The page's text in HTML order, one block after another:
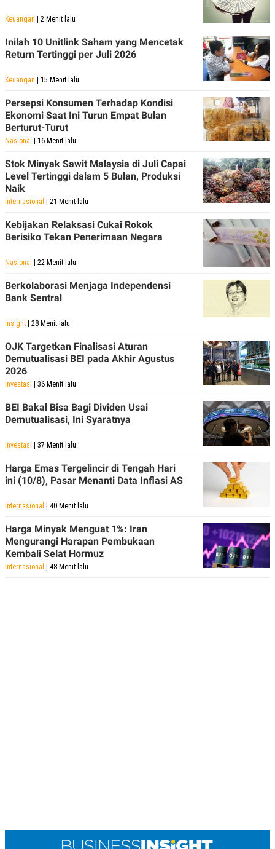
Keuangan | 2 Menit lalu
Inilah 10 Unitlink Saham yang Mencetak
Return Tertinggi per Juli 2026
Keuangan | 15 Menit lalu
Persepsi Konsumen Terhadap Kondisi
Ekonomi Saat Ini Turun Empat Bulan
Berturut-Turut
Nasional | 16 Menit lalu
Stok Minyak Sawit Malaysia di Juli Capai
Level Tertinggi dalam 5 Bulan, Produksi
Naik
Internasional | 21 Menit lalu
Kebijakan Relaksasi Cukai Rokok
Berisiko Tekan Penerimaan Negara
Nasional | 22 Menit lalu
Berkolaborasi Menjaga Independensi
Bank Sentral
Insight | 28 Menit lalu
OJK Targetkan Finalisasi Aturan
Demutualisasi BEI pada Akhir Agustus
2026
Investasi | 36 Menit lalu
BEI Bakal Bisa Bagi Dividen Usai
Demutualisasi, Ini Syaratnya
Investasi | 37 Menit lalu
Harga Emas Tergelincir di Tengah Hari
ini (10/8), Pasar Menanti Data Inflasi AS
Internasional | 40 Menit lalu
Harga Minyak Menguat 1%: Iran
Mengurangi Harapan Pembukaan
Kembali Selat Hormuz
Internasional | 48 Menit lalu